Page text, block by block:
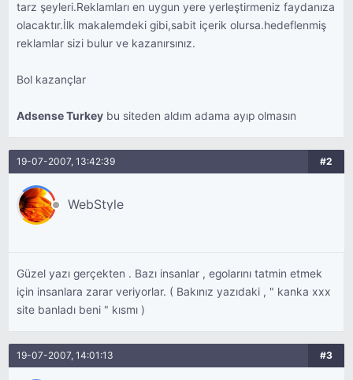
tarz şeyleri.Reklamları en uygun yere yerleştirmeniz faydanıza
olacaktır.İlk makalemdeki gibi,sabit içerik olursa.hedeflenmiş
reklamlar sizi bulur ve kazanırsınız.
Bol kazançlar
Adsense Turkey bu siteden aldım adama ayıp olmasın
19-07-2007, 13:42:39 #2
WebStyle
Güzel yazı gerçekten . Bazı insanlar , egolarını tatmin etmek
için insanlara zarar veriyorlar. ( Bakınız yazıdaki , " kanka xxx
site banladı beni " kısmı )
19-07-2007, 14:01:13 #3